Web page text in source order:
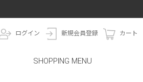
ログイン 新規会員登録 カート
SHOPPING MENU